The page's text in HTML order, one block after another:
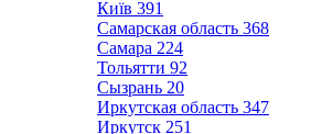
Київ 391
Самарская область 368
Самара 224
Тольятти 92
Сызрань 20
Иркутская область 347
Иркутск 251